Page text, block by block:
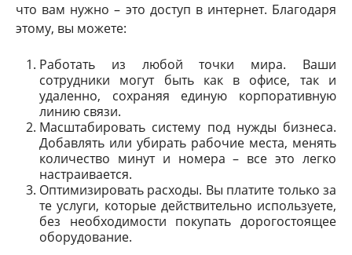
что вам нужно – это доступ в интернет. Благодаря
этому, вы можете:
Работать из любой точки мира. Ваши
сотрудники могут быть как в офисе, так и
удаленно, сохраняя единую корпоративную
линию связи.
Масштабировать систему под нужды бизнеса.
Добавлять или убирать рабочие места, менять
количество минут и номера – все это легко
настраивается.
Оптимизировать расходы. Вы платите только за
те услуги, которые действительно используете,
без необходимости покупать дорогостоящее
оборудование.